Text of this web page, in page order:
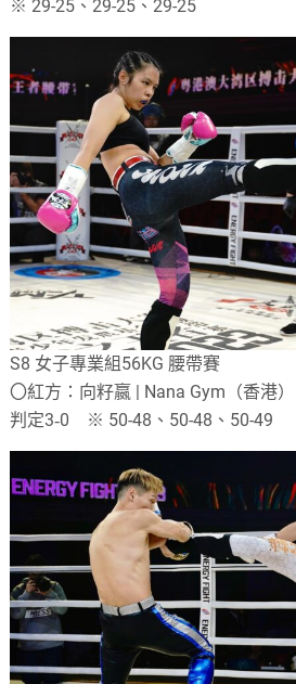
※ 29-25、29-25、29-25
S8 女子專業組56KG 腰帶賽
〇紅方：向籽嬴 | Nana Gym（香港）
判定3‐0 ※ 50-48、50-48、50-49